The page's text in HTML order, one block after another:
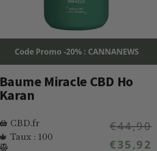
Code Promo -20% : CANNANEWS
Baume Miracle CBD Ho
Karan
CBD.fr
Taux : 100
€44,90
€35,92